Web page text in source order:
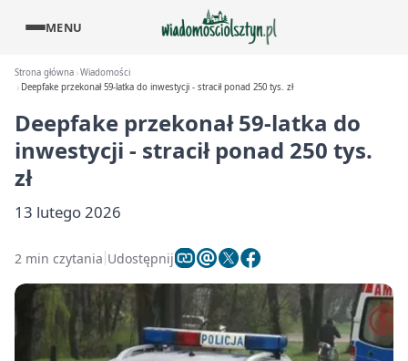
MENU
Strona główna Wiadomości
Deepfake przekonał 59-latka do inwestycji - stracił ponad 250 tys. zł
Deepfake przekonał 59-latka do
inwestycji - stracił ponad 250 tys.
zł
13 lutego 2026
2 min czytania Udostępnij